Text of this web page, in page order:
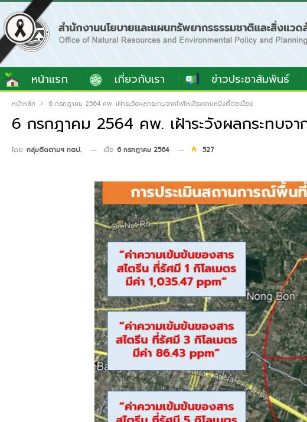
หน้าแรก เกี่ยวกับเรา ข่าวประชาสัมพันธ์
หน้าหลัก 6 กรกฎาคม 2564 คพ. เฝ้าระวังผลกระทบจากไฟไหม้โรงงานหมิงตี้ต่อเนื่อง
6 กรกฎาคม 2564 คพ. เฝ้าระวังผลกระทบจา
โดย กลุ่มติดตามฯ กตป. เมื่อ 6 กรกฎาคม 2564 527